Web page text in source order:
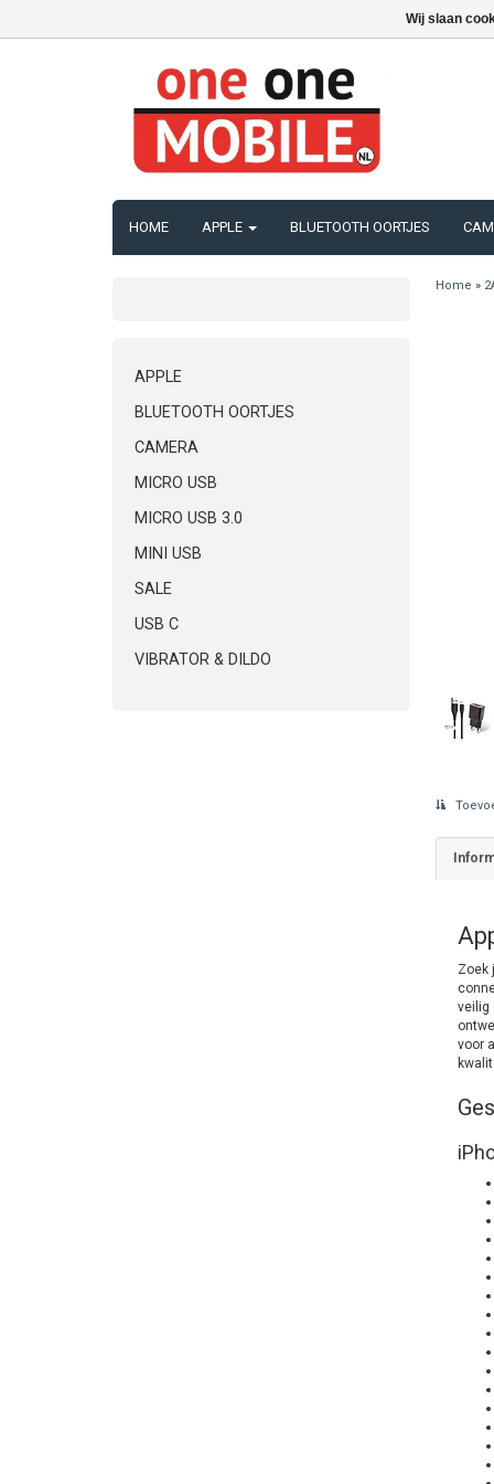
HOME APPLE BLUETOOTH OORTJES
APPLE
BLUETOOTH OORTJES
CAMERA
MICRO USB
MICRO USB 3.0
MINI USB
SALE
USB C
VIBRATOR & DILDO
Home »
Zoek
veilig
voor
Wij slaan